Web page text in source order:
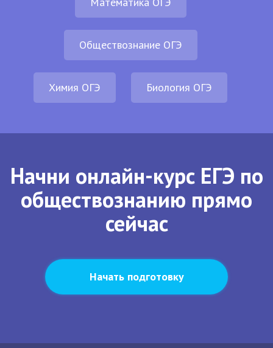
Обществознание ОГЭ
Химия ОГЭ Биология ОГЭ
Начни онлайн-курс ЕГЭ по
обществознанию прямо
сейчас
Начать подготовку